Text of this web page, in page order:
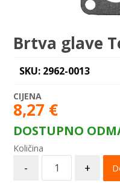
Brtva glave
SKU: 2962-0013
8,27 €
DOSTUPNO
- +